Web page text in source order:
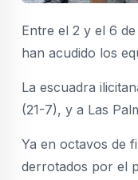
Entre el 2 y el 6
han acudido los
La escuadra
(21-7), y a Las
Ya en octavos de
derrotados por el